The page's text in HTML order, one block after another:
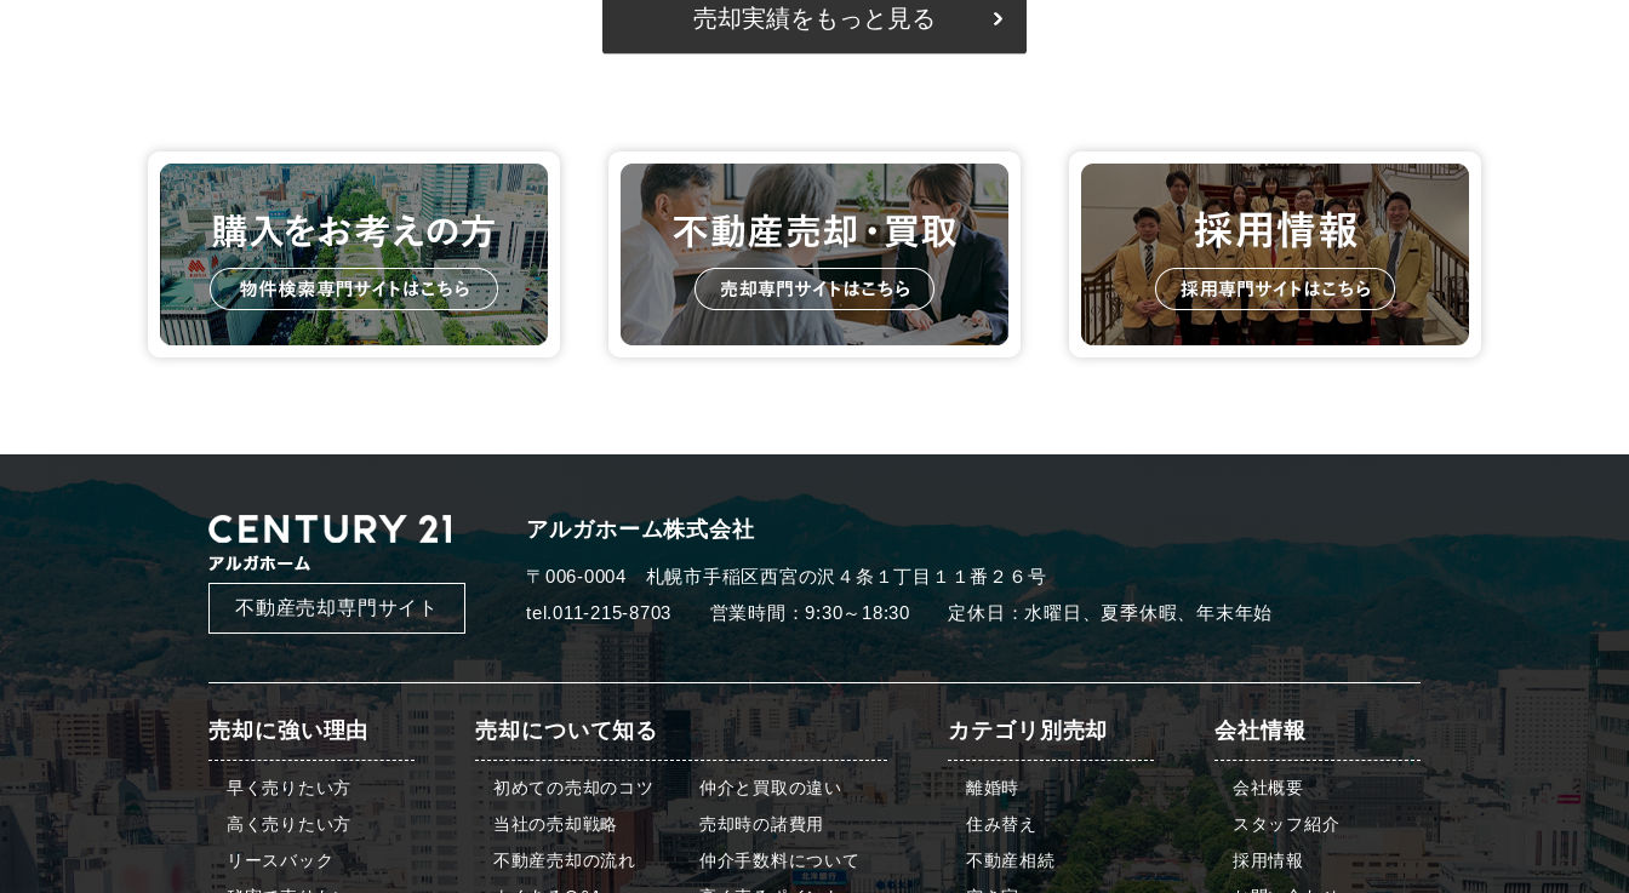
売却実績をもっと見る
不動産売却専門サイト
アルガホーム株式会社
〒006-0004 札幌市手稲区西宮の沢４条１丁目１１番２６号
tel.011-215-8703 営業時間：9:30～18:30定休日：水曜日、夏季休暇、年末年始
売却に強い理由
早く売りたい方
高く売りたい方
リースバック
売却について知る
初めての売却のコツ
当社の売却戦略
不動産売却の流れ
仲介と買取の違い
売却時の諸費用
仲介手数料について
カテゴリ別売却
離婚時
住み替え
不動産相続
会社情報
会社概要
スタッフ紹介
採用情報